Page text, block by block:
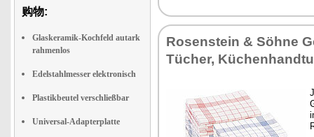
购物:
Glaskeramik-Kochfeld autark
rahmenlos
Edelstahlmesser elektronisch
Plastikbeutel verschließbar
Universal-Adapterplatte
Rosenstein & Söhne
Tücher,